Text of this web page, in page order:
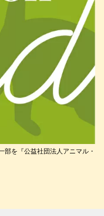
を『公益社団法人アニマル・